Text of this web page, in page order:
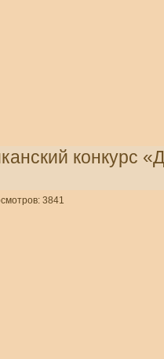
конкурс
3841